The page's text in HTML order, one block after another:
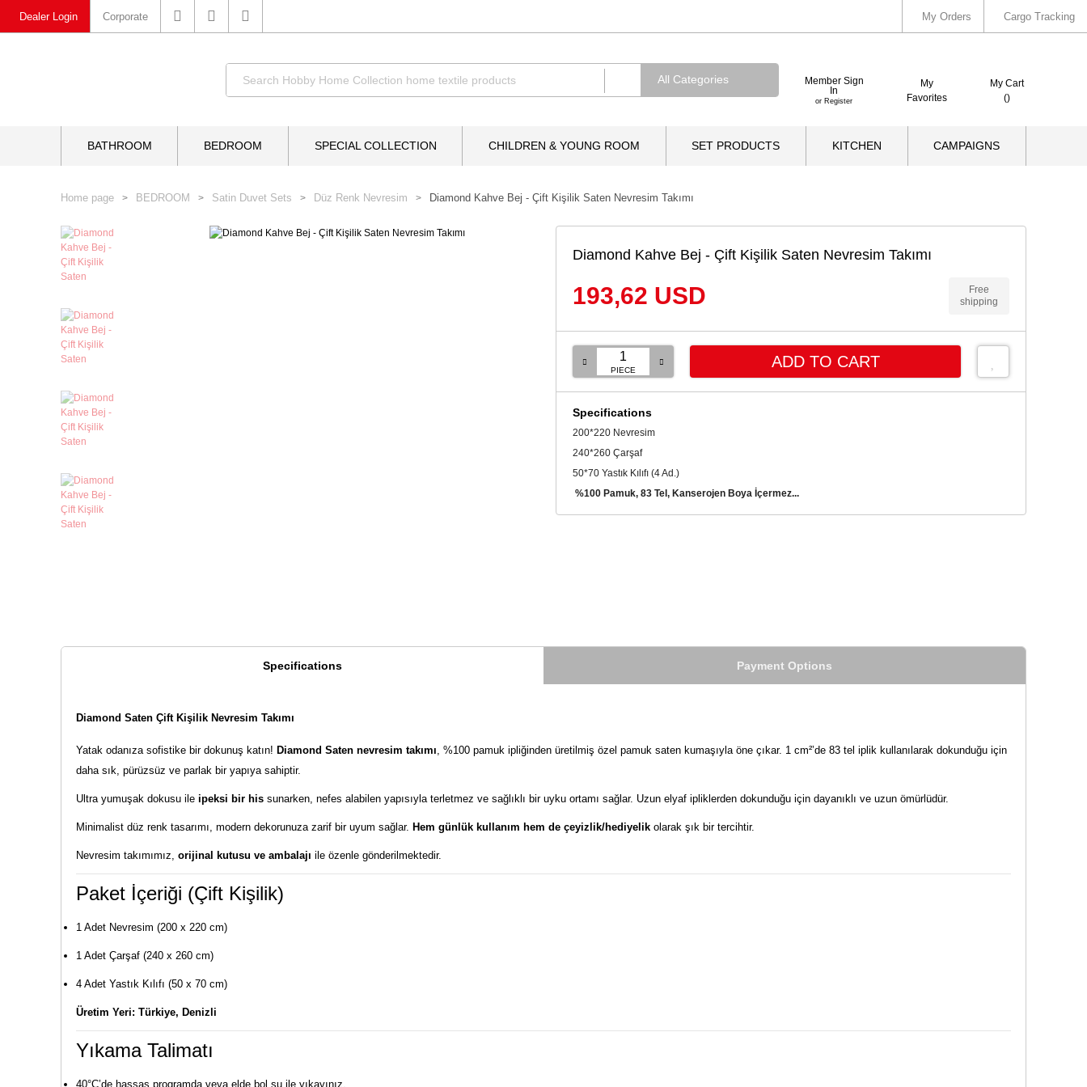
Dealer Login Corporate My Orders Cargo Tracking
Member Sign
In
or Register
My
Favorites
My Cart
()
BATHROOM BEDROOM SPECIAL COLLECTION CHILDREN & YOUNG ROOM SET PRODUCTS KITCHEN CAMPAIGNS
Home page BEDROOM Satin Duvet Sets Düz Renk Nevresim Diamond Kahve Bej - Çift Kişilik Saten Nevresim Takımı
Diamond Kahve Bej - Çift Kişilik Saten Nevresim Takımı
193,62 USD
Free
shipping
PIECE ADD TO CART
Specifications
200*220 Nevresim
240*260 Çarşaf
50*70 Yastık Kılıfı (4 Ad.)
%100 Pamuk, 83 Tel, Kanserojen Boya İçermez...
Specifications Payment Options
Diamond Saten Çift Kişilik Nevresim Takımı
Yatak odanıza sofistike bir dokunuş katın! Diamond Saten nevresim takımı, %100 pamuk ipliğinden üretilmiş özel pamuk saten kumaşıyla öne çıkar. 1 cm²’de 83 tel iplik kullanılarak dokunduğu için
daha sık, pürüzsüz ve parlak bir yapıya sahiptir.
Ultra yumuşak dokusu ile ipeksi bir his sunarken, nefes alabilen yapısıyla terletmez ve sağlıklı bir uyku ortamı sağlar. Uzun elyaf ipliklerden dokunduğu için dayanıklı ve uzun ömürlüdür.
Minimalist düz renk tasarımı, modern dekorunuza zarif bir uyum sağlar. Hem günlük kullanım hem de çeyizlik/hediyelik olarak şık bir tercihtir.
Nevresim takımımız, orijinal kutusu ve ambalajı ile özenle gönderilmektedir.
Paket İçeriği (Çift Kişilik)
1 Adet Nevresim (200 x 220 cm)
1 Adet Çarşaf (240 x 260 cm)
4 Adet Yastık Kılıfı (50 x 70 cm)
Üretim Yeri: Türkiye, Denizli
Yıkama Talimatı
40°C’de hassas programda veya elde bol su ile yıkayınız.